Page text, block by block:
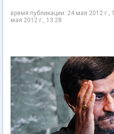
время публикации: 24 мая 2012
мая 2012 г., 13:28